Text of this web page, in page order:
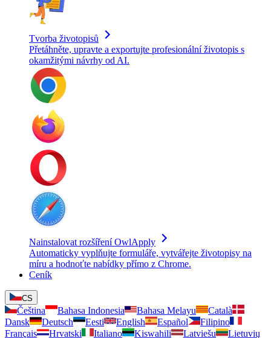
Tvorba životopisů
Přetáhněte, upravte a exportujte profesionální životopis s
okamžitými návrhy od AI.
Nainstalovat rozšíření OwlApply
Automaticky vyplňujte formuláře, vytvářejte životopisy na
míru a hodnoťte nabídky přímo z Chrome.
Ceník
CS
Čeština Bahasa Indonesia Bahasa Melayu
Català
Dansk
Deutsch Eesti English Español
Filipino
Français
Hrvatski Italiano Kiswahili Latviešu
Lietuvių